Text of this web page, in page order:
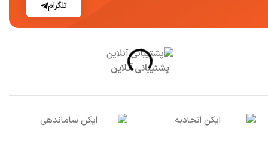
تلگرام
پشتیبانی آنلاین